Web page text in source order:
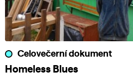
Celovečerní dokument
Homeless Blues